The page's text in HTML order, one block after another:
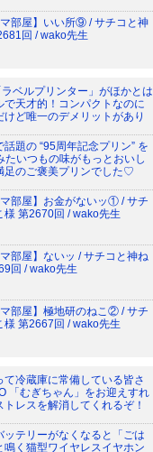
マ部屋】いい所⑨ / サチコと神
回 / wako先生
ベルプリンター」がほかとは
で天才的！コンパクトなのに
けど唯一のデメリットがあり
話題の “95周年記念プリン” を
たいつもの味がもっとおいし
足のご褒美プリンでした♡
マ部屋】お金がないッ① / サチ
様 第2670回 / wako先生
マ部屋】ないッ / サチコと神ね
回 / wako先生
マ部屋】極地研のねこ② / サチ
様 第2667回 / wako先生
て冷蔵庫に常備している皆さ
「むぎちゃん」をお迎えすれ
トレスを解消してくれるぞ！
ッテリーがなくなると「ごは
鳴く猫型ワイヤレスイヤホン